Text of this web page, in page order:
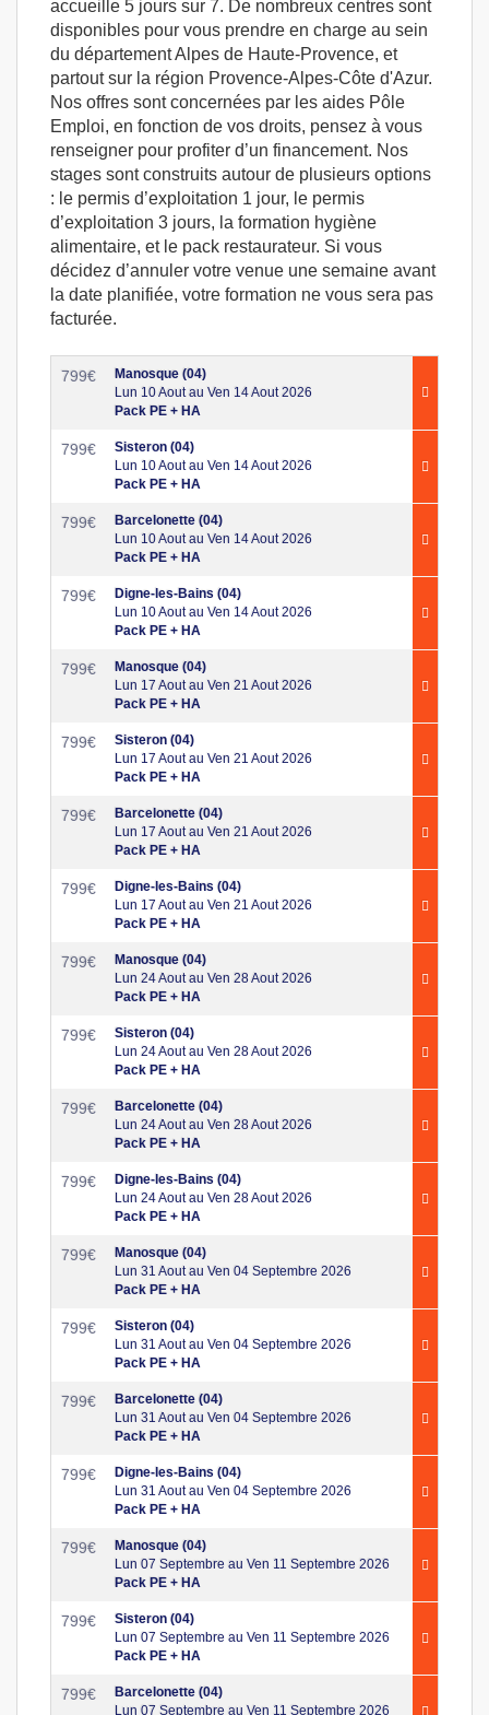
accueille 5 jours sur 7. De nombreux centres sont
disponibles pour vous prendre en charge au sein
du département Alpes de Haute-Provence, et
partout sur la région Provence-Alpes-Côte d'Azur.
Nos offres sont concernées par les aides Pôle
Emploi, en fonction de vos droits, pensez à vous
renseigner pour profiter d’un financement. Nos
stages sont construits autour de plusieurs options
: le permis d’exploitation 1 jour, le permis
d’exploitation 3 jours, la formation hygiène
alimentaire, et le pack restaurateur. Si vous
décidez d’annuler votre venue une semaine avant
la date planifiée, votre formation ne vous sera pas
facturée.
799€
Manosque (04)
Lun 10 Aout au Ven 14 Aout 2026
Pack PE + HA
799€
Sisteron (04)
Lun 10 Aout au Ven 14 Aout 2026
Pack PE + HA
799€
Barcelonette (04)
Lun 10 Aout au Ven 14 Aout 2026
Pack PE + HA
799€
Digne-les-Bains (04)
Lun 10 Aout au Ven 14 Aout 2026
Pack PE + HA
799€
Manosque (04)
Lun 17 Aout au Ven 21 Aout 2026
Pack PE + HA
799€
Sisteron (04)
Lun 17 Aout au Ven 21 Aout 2026
Pack PE + HA
799€
Barcelonette (04)
Lun 17 Aout au Ven 21 Aout 2026
Pack PE + HA
799€
Digne-les-Bains (04)
Lun 17 Aout au Ven 21 Aout 2026
Pack PE + HA
799€
Manosque (04)
Lun 24 Aout au Ven 28 Aout 2026
Pack PE + HA
799€
Sisteron (04)
Lun 24 Aout au Ven 28 Aout 2026
Pack PE + HA
799€
Barcelonette (04)
Lun 24 Aout au Ven 28 Aout 2026
Pack PE + HA
799€
Digne-les-Bains (04)
Lun 24 Aout au Ven 28 Aout 2026
Pack PE + HA
799€
Manosque (04)
Lun 31 Aout au Ven 04 Septembre 2026
Pack PE + HA
799€
Sisteron (04)
Lun 31 Aout au Ven 04 Septembre 2026
Pack PE + HA
799€
Barcelonette (04)
Lun 31 Aout au Ven 04 Septembre 2026
Pack PE + HA
799€
Digne-les-Bains (04)
Lun 31 Aout au Ven 04 Septembre 2026
Pack PE + HA
799€
Manosque (04)
Lun 07 Septembre au Ven 11 Septembre 2026
Pack PE + HA
799€
Sisteron (04)
Lun 07 Septembre au Ven 11 Septembre 2026
Pack PE + HA
799€
Barcelonette (04)
Lun 07 Septembre au Ven 11 Septembre 2026